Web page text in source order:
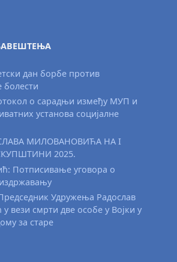
дан борбе против
болести
о сарадњи између МУП и
установа социјалне
МИЛОВАНОВИЋА НА I
2025.
Потписивање уговора о
Удружења Радослав
вези смрти две особе у Војки у
за старе